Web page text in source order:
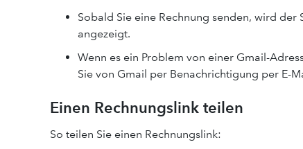
Sobald Sie eine Rechnung senden, wird der
angezeigt.
Wenn es ein Problem von einer Gmail-
Sie von Gmail per Benachrichtigung per E-
Einen Rechnungslink teilen
So teilen Sie einen Rechnungslink: